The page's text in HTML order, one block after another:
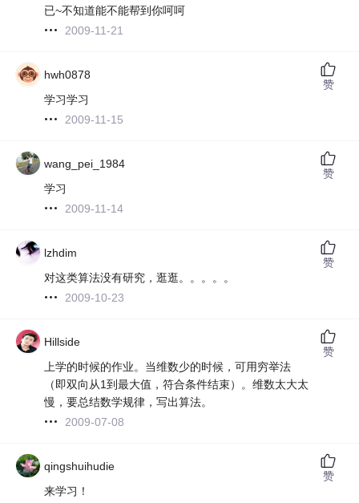
已~不知道能不能帮到你呵呵
2009-11-21
hwh0878
学习学习
2009-11-15
赞
wang_pei_1984
学习
2009-11-14
赞
lzhdim
对这类算法没有研究，逛逛。。。。。
2009-10-23
赞
Hillside
上学的时候的作业。当维数少的时候，可用穷举法
（即双向从1到最大值，符合条件结束）。维数太大太
慢，要总结数学规律，写出算法。
2009-07-08
赞
qingshuihudie
来学习！
赞